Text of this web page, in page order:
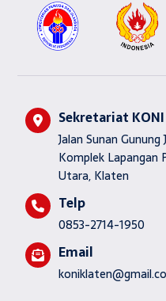
Sekretariat
Jalan Sunan Gunung
Komplek Lapangan
Utara, Klaten
Telp
0853-2714-1950
Email